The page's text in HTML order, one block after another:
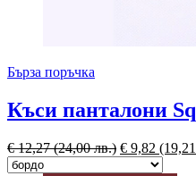
Бърза поръчка
Къси панталони
€12,27(24,00 лв.) € 9,82